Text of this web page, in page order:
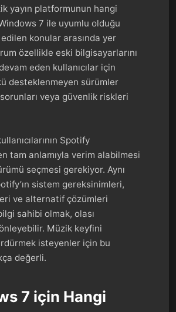
yayın platformunun hangi
7 ile uyumlu olduğu
edilen konular arasında yer
özellikle eski bilgisayarlarını
eden kullanıcılar için
desteklenmeyen sürümler
veya güvenlik riskleri
Spotify
tam anlamıyla verim alabilmesi
seçmesi gerekiyor. Aynı
sistem gereksinimleri,
ve alternatif çözümleri
sahibi olmak, olası
Müzik keyfini
isteyenler için bu
değerli.
7 için Hangi